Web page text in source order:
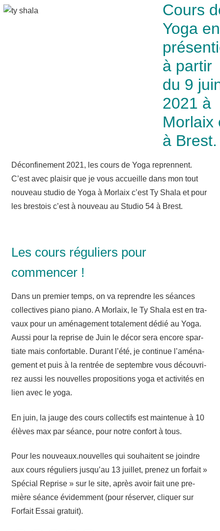
Cours
Yoga en
à partir
du 9
2021 à
Morlaix
à Brest.
Décon­fi­ne­ment 2021, les cours de Yoga reprennent.
C’est avec plai­sir que je vous accueille dans mon tout
nou­veau stu­dio de Yoga à Mor­laix c’est Ty Sha­la et pour
les bres­tois c’est à nou­veau au Stu­dio 54 à Brest.
Les cours réguliers pour
commencer !
Dans un pre­mier temps, on va reprendre les séances
col­lec­tives pia­no pia­no. A Mor­laix, le Ty Sha­la est en tra­
vaux pour un amé­na­ge­ment tota­le­ment dédié au Yoga.
Aus­si pour la reprise de Juin le décor sera encore spar­
tiate mais confor­table. Durant l’é­té, je conti­nue l’a­mé­na­
ge­ment et puis à la ren­trée de sep­tembre vous décou­vri­
rez aus­si les nou­velles pro­po­si­tions yoga et acti­vi­tés en
lien avec le yoga.
En juin, la jauge des cours col­lec­tifs est main­te­nue à 10
élèves max par séance, pour notre confort à tous.
Pour les nouveaux.nouvelles qui sou­haitent se joindre
aux cours régu­liers jus­qu’au 13 juillet, pre­nez un for­fait »
Spé­cial Reprise » sur le site, après avoir fait une pre­
mière séance évi­dem­ment (pour réser­ver, cli­quer sur
For­fait Essai gratuit).